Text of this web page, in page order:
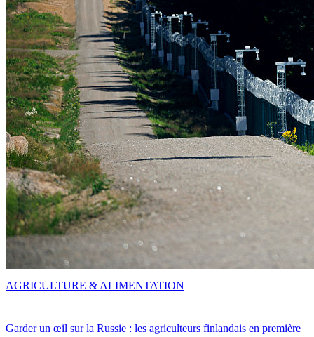
Garder un œil sur la Russie : les agriculteurs finlandais en première
AGRICULTURE & ALIMENTATION